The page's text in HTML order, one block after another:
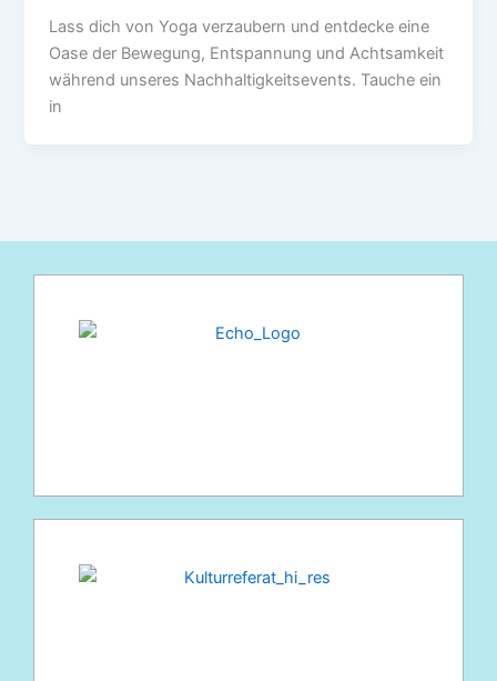
Lass dich von Yoga verzaubern und entdecke eine
Oase der Bewegung, Entspannung und Achtsamkeit
während unseres Nachhaltigkeitsevents. Tauche ein
in